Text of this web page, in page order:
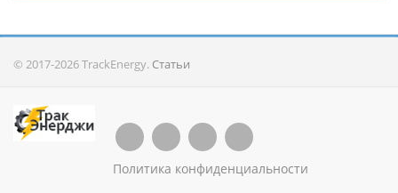
© 2017-2026 TrackEnergy. Статьи
Политика конфиденциальности